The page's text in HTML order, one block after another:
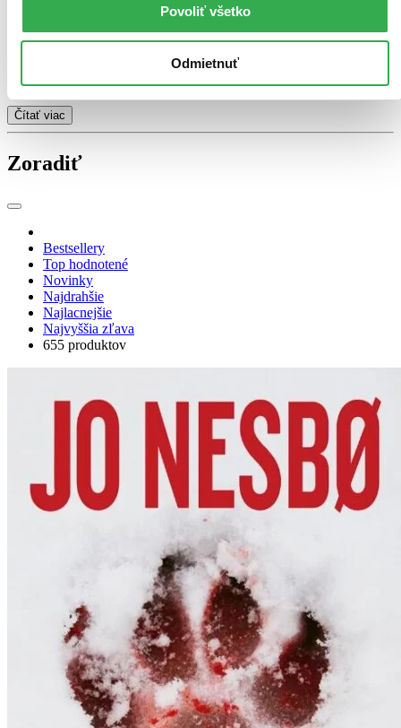
Povoliť všetko
Odmietnuť
seriálových adaptácií. Najznámejšou je hollywoodska verzia
Snehuliaka (2017)s Michaelom Fassbenderom. Aktuálne pripravuje
a temnejší než film. Prvá séria má vychádzať
čo je dramaticky silný základ pre dlhodobú adaptáciu.
Čítať viac
Zoradiť
Bestsellery
Top hodnotené
Novinky
Najdrahšie
Najlacnejšie
Najvyššia zľava
655 produktov